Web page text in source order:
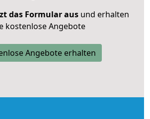
das Formular ausund erhalten
kostenlose Angebote
Angebote erhalten